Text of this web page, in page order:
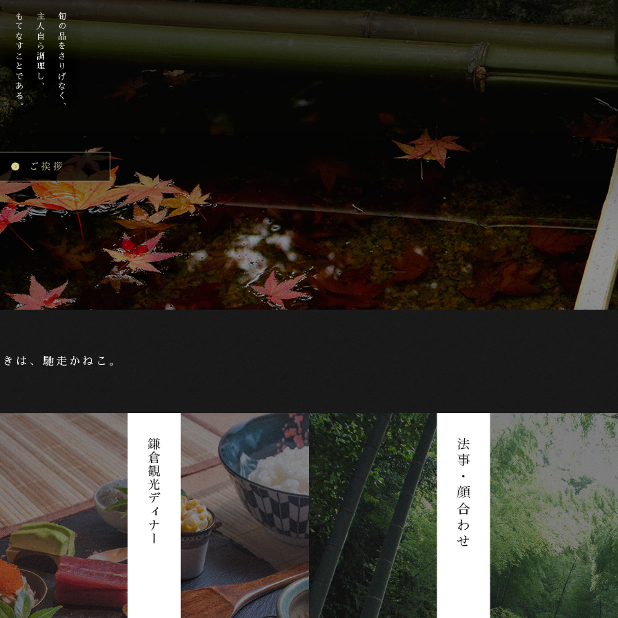
旬の品をさりげなく、
主人自ら調理し、
もてなすことである。
は、馳走かねこ。